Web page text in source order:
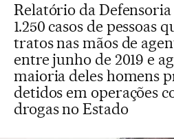
Relatório da
1.250 casos de pessoas
tratos nas mãos de
entre junho de 2019 e
maioria deles homens
detidos em operações
drogas no Estado